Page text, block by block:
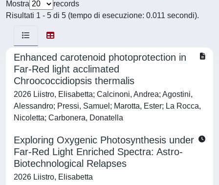
Mostra
records
Risultati 1 - 5 di 5 (tempo di esecuzione: 0.011 secondi).
Enhanced carotenoid photoprotection in
Far-Red light acclimated
Chroococcidiopsis thermalis
2026 Liistro, Elisabetta; Calcinoni, Andrea; Agostini,
Alessandro; Pressi, Samuel; Marotta, Ester; La Rocca,
Nicoletta; Carbonera, Donatella
Exploring Oxygenic Photosynthesis under
Far-Red Light Enriched Spectra: Astro-
Biotechnological Relapses
2026 Liistro, Elisabetta